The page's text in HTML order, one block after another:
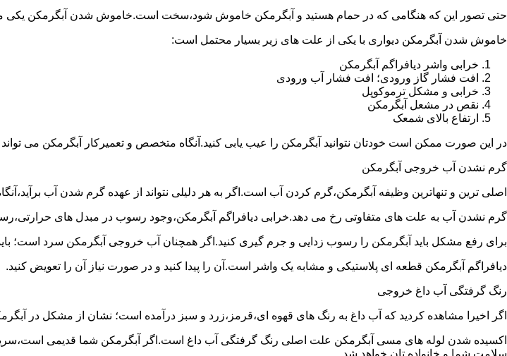
حتی تصور این که هنگامی که در حمام هستید و آبگرمکن خاموش شود،سخت است.خاموش شدن آبگرمکن یکی
خاموش شدن آبگرمکن دیواری با یکی از علت های زیر بسیار محتمل است:
خرابی واشر دیافراگم آبگرمکن
افت فشار گاز ورودی؛ افت فشار آب ورودی
خرابی و مشکل ترموکوپل
نقص در مشعل آبگرمکن
ارتفاع بالای شمعک
در این صورت ممکن است خودتان نتوانید آبگرمکن را عیب یابی کنید.آنگاه متخصص و تعمیرکار آبگرمکن می
گرم نشدن آب خروجی آبگرمکن
اصلی ترین و تنهاترین وظیفه آبگرمکن،گرم کردن آب است.اگر به هر دلیلی نتواند از عهده گرم شدن آب
گرم نشدن آب به علت های متفاوتی رخ می دهد.خرابی دیافراگم آبگرمکن،وجود رسوب در مبدل های
برای رفع مشکل باید آبگرمکن را رسوب زدایی و جرم گیری کنید.اگر همچنان آب خروجی آبگرمکن سرد است؛
دیافراگم آبگرمکن قطعه ای پلاستیکی و مشابه یک واشر است.آن را پیدا کنید و در صورت نیاز آن را تعویض کنید.
رنگ گرفتگی آب داغ خروجی
اگر اخیرا مشاهده کردید که آب داغ به رنگ های قهوه ای،قرمز،زرد و سبز درآمده است؛ نشان از مشکل در
اکسیده شدن لوله های مسی آبگرمکن علت اصلی رنگ گرفتگی آب داغ است.اگر آبگرمکن شما قدیمی
سلامت شما و خانواده تان خواهد شد.